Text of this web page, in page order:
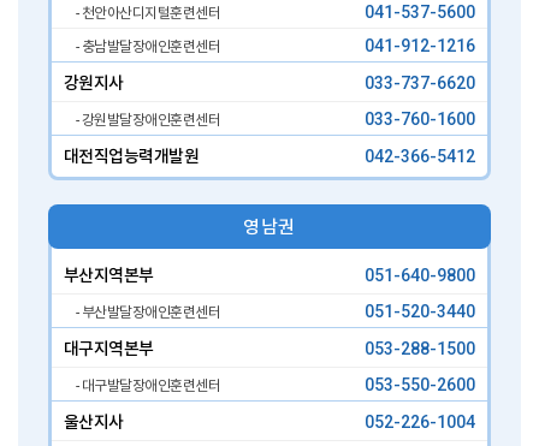
- 천안아산디지털훈련센터 041-537-5600
- 충남발달장애인훈련센터
041-912-1216
강원지사
033-737-6620
- 강원발달장애인훈련센터
033-760-1600
대전직업능력개발원
042-366-5412
영남권
부산지역본부 051-640-9800
- 부산발달장애인훈련센터
051-520-3440
대구지역본부
053-288-1500
- 대구발달장애인훈련센터
053-550-2600
울산지사
052-226-1004